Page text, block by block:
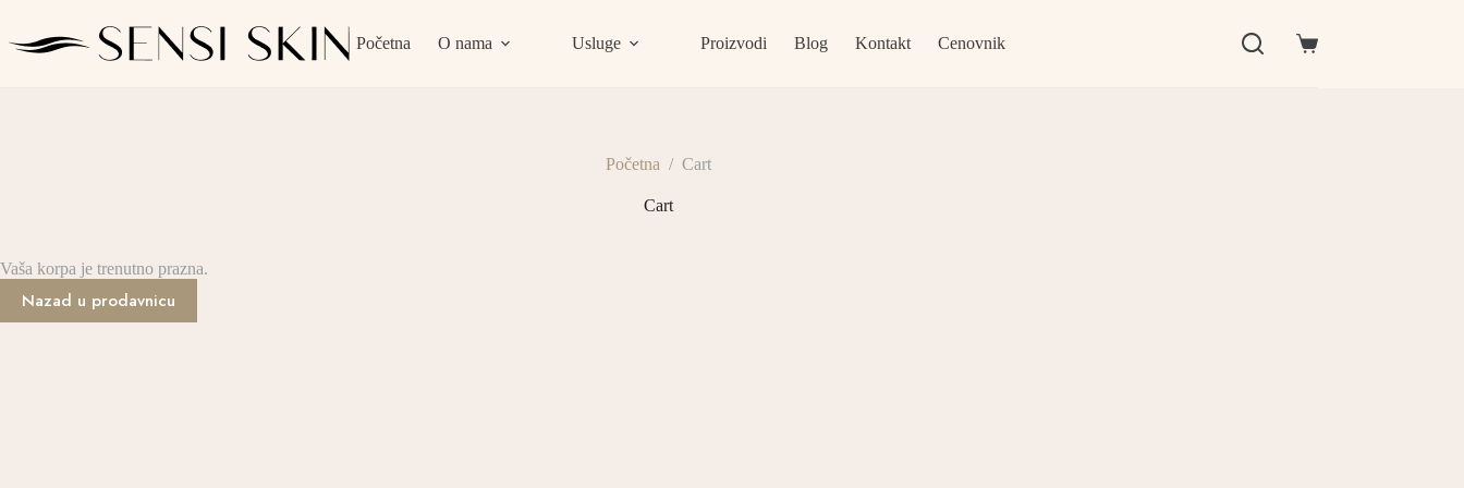
content
Početna O nama Usluge Proizvodi Blog Kontakt Cenovnik
Shopping
Početna / Cart
Cart
Vaša korpa je trenutno prazna.
Nazad u prodavnicu